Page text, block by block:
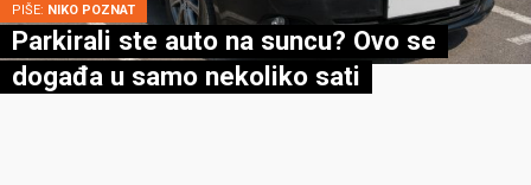
PIŠE: NIKO POZNAT
Parkirali ste auto na suncu? Ovo se
događa u samo nekoliko sati